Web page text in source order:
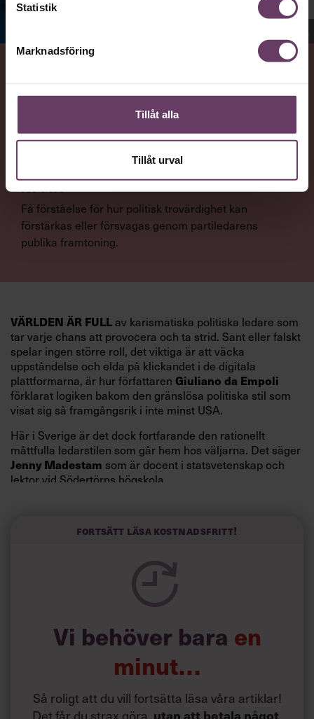
Statistik
Marknadsföring
Tillåt alla
Tillåt urval
högskola, går igenom vilka egenskaper svenska
väljare värderar hos en partiledare.
NYTTA
Få förståelse för hur politisk trovärdighet kan
förstärkas eller försvagas genom partiledarens
publika framtoning.
VÄRLDEN ÄR FULLav karismatiska politiska ledare som
tar varje chans att provocera och ta strid. Sant eller falskt
spelar ingen större roll, det viktiga är att väcka
uppståndelse och elda på klickandet i de digitala
plattformarna, är hur författaren Giuliano da Empoli
förklarat logiken bakom den gränslösa politiska stil som
visat sig så framgångsrik i inte minst USA.
Här i Sverige är det dock fortfarande den rationellt
måttfulla ledarstilen som går hem hos väljarna. Det säger
Jenny Madestam som är docent i statsvetenskap och
lektor vid Södertörns högskola.
kompetenta och stå med båda fötterna på jorden. Hellre
spelevink i högklackat, är hur jag brukar sammanfatta de
önskningar som svenskarna för fram i undersökningar.”
Siri Wikander: ”Led som i
början av pandemin”
Fortsätt läsa kostnadsfritt!
Vi behöver bara en
minut…
Så roligt att du vill fortsätta läsa våra artiklar!
Det får du strax göra, utan att betala något